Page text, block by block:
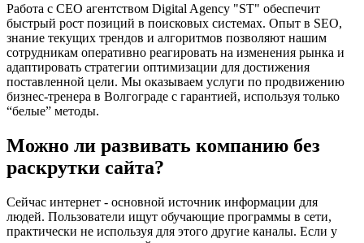
Работа с СЕО агентством Digital Agency "ST" обеспечит
быстрый рост позиций в поисковых системах. Опыт в SEO,
знание текущих трендов и алгоритмов позволяют нашим
сотрудникам оперативно реагировать на изменения рынка и
адаптировать стратегии оптимизации для достижения
поставленной цели. Мы оказываем услуги по продвижению
бизнес-тренера в Волгограде с гарантией, используя только
“белые” методы.
Можно ли развивать компанию без
раскрутки сайта?
Сейчас интернет - основной источник информации для
людей. Пользователи ищут обучающие программы в сети,
практически не используя для этого другие каналы. Если у